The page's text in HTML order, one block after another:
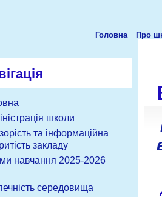
Головна Про
школи
та інформаційна
закладу
навчання 2025-2026
середовища